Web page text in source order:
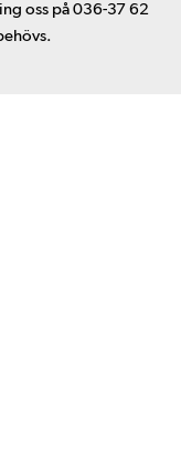
oss på 036-37 62